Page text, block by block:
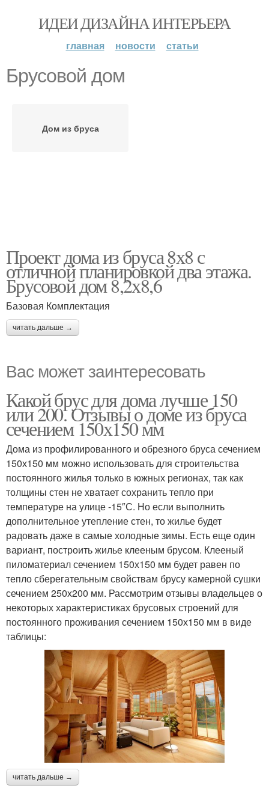
ИДЕИ ДИЗАЙНА ИНТЕРЬЕРА
главная новости статьи
Брусовой дом
Дом из бруса
Проект дома из бруса 8х8 с
отличной планировкой два этажа.
Брусовой дом 8,2х8,6
Базовая Комплектация
читать дальше →
Вас может заинтересовать
Какой брус для дома лучше 150
или 200. Отзывы о доме из бруса
сечением 150х150 мм
Дома из профилированного и обрезного бруса сечением
150х150 мм можно использовать для строительства
постоянного жилья только в южных регионах, так как
толщины стен не хватает сохранить тепло при
температуре на улице -15″С. Но если выполнить
дополнительное утепление стен, то жилье будет
радовать даже в самые холодные зимы. Есть еще один
вариант, построить жилье клееным брусом. Клееный
пиломатериал сечением 150х150 мм будет равен по
тепло сберегательным свойствам брусу камерной сушки
сечением 250х200 мм. Рассмотрим отзывы владельцев о
некоторых характеристиках брусовых строений для
постоянного проживания сечением 150х150 мм в виде
таблицы:
читать дальше →